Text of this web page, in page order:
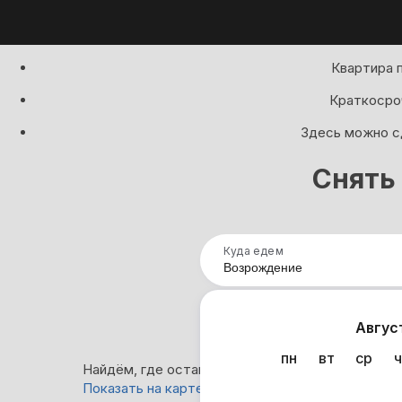
Квартира
Здесь можно
Куда едем
пн
вт ср
Найдём, где остановиться в Возрождение: 0
Показать на карте